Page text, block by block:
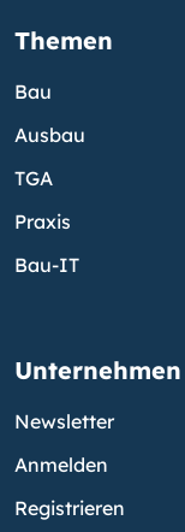
Themen
Bau
Ausbau
TGA
Praxis
Bau-IT
Unternehmen
Newsletter
Anmelden
Registrieren